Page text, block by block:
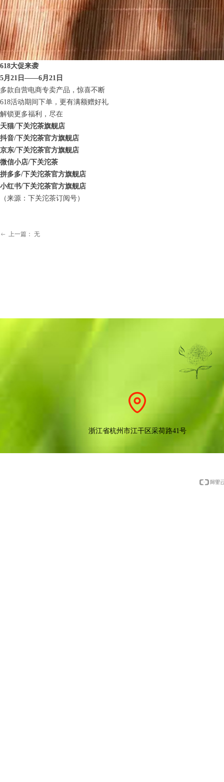
618大促来袭
5月21日——6月21日
多款自营电商专卖产品，惊喜不断
618活动期间下单，更有满额赠好礼
解锁更多福利，尽在
天猫/下关沱茶旗舰店
抖音/下关沱茶官方旗舰店
京东/下关沱茶官方旗舰店
微信小店/下关沱茶
拼多多/下关沱茶官方旗舰店
小红书/下关沱茶官方旗舰店
（来源：下关沱茶订阅号）
ꂃ 上一篇： 无
浙江省杭州市江干区采荷路41号